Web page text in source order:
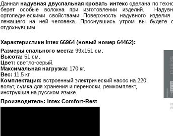
Даннаянадувная двуспальная кровать интекссделана по
берет особые волокна при изготовлении изделий.
ортопедическими свойствами Поверхность надувного
лежащего на ней человека. Проснувшись утром вы будете
отдохнувшим.
Характеристики Intex 66964 (новый номер 64462):
Размеры спального места: 99х151 см.
Высота: 51 см.
Цвет: светло-серый.
Максимальная нагрузка: 170 кг.
Вес: 11,5 кг.
Комплектация: встроенный электрический насос на 220
вольт, сумка для хранения и переноски, ремкомплект,
инструкция на русском языке.
Производитель: Intex Comfort-Rest